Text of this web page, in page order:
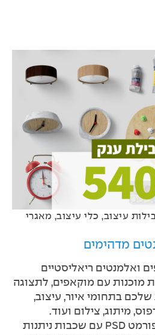
עיצוב, כלי עיצוב, מאגרי
מדהימים
מוקאפים ואלמנטים ריאליסטיים
וכן 20 סצנות מוכנות עם מוקאפים, לתצוגה
בתחומי איור, עיצוב,
מיתוג, צילום ועוד.
כל הקבצים מגיעים בפורמט PSD עם שכבות ניתנות